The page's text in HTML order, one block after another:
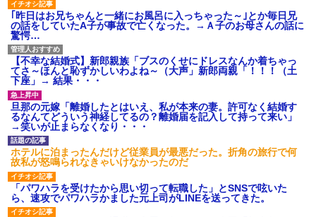
｢昨日はお兄ちゃんと一緒にお風呂に入っちゃった～｣とか毎日兄
の話をしていたA子が事故で亡くなった。→Ａ子のお母さんの話に
驚愕…
【不幸な結婚式】新郎親族「ブスのくせにドレスなんか着ちゃっ
てさ～ほんと恥ずかしいわよね～（大声」新郎両親「！！！（土
下座」→ 結果・・・
旦那の元嫁「離婚したとはいえ、私が本来の妻。許可なく結婚す
るなんてどういう神経してるの？離婚届を記入して持って来い」
→笑いが止まらなくなり・・・
ホテルに泊まったんだけど従業員が最悪だった。折角の旅行で何
故私が怒鳴られなきゃいけなかったのだ
「パワハラを受けたから思い切って転職した」とSNSで呟いた
ら、速攻でパワハラかました元上司がLINEを送ってきた。